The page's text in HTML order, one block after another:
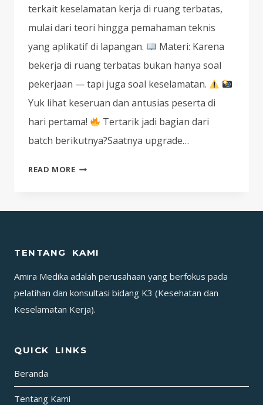
terkait keselamatan kerja di ruang terbatas,
mulai dari teori hingga pemahaman teknis
yang aplikatif di lapangan.
Materi: Karena
bekerja di ruang terbatas bukan hanya soal
pekerjaan — tapi juga soal keselamatan.
Yuk lihat keseruan dan antusias peserta di
hari pertama!
Tertarik jadi bagian dari
batch berikutnya?Saatnya upgrade…
READ MOREDOKUMENTASI
K3
BATCH
22
MEI
2026
MINGGU
17
TENTANG KAMI
Amira Medika adalah perusahaan yang berfokus pada
pelatihan dan konsultasi bidang K3 (Kesehatan dan
Keselamatan Kerja).
QUICK LINKS
Beranda
Tentang Kami